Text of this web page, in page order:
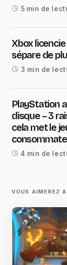
5 min de
Xbox
sépare de
3 min de
PlayStation
disque – 3
cela met le
4 min de
VOUS AIMEREZ